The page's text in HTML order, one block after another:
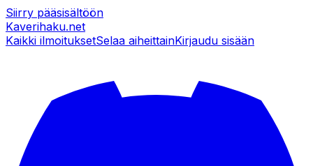
Siirry pääsisältöön
Kaverihaku.net
Kaikki ilmoituksetSelaa aiheittainKirjaudu sisään